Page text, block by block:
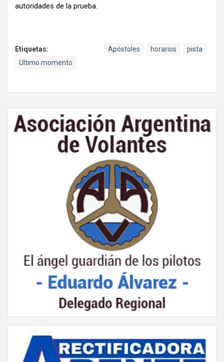
autoridades de la prueba.
Etiquetas: Apóstoles horarios
pista
Ultimo momento